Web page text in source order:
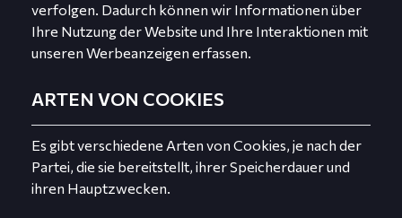
verfolgen. Dadurch können wir Informationen über
Ihre Nutzung der Website und Ihre Interaktionen mit
unseren Werbeanzeigen erfassen.
ARTEN VON COOKIES
Es gibt verschiedene Arten von Cookies, je nach der
Partei, die sie bereitstellt, ihrer Speicherdauer und
ihren Hauptzwecken.